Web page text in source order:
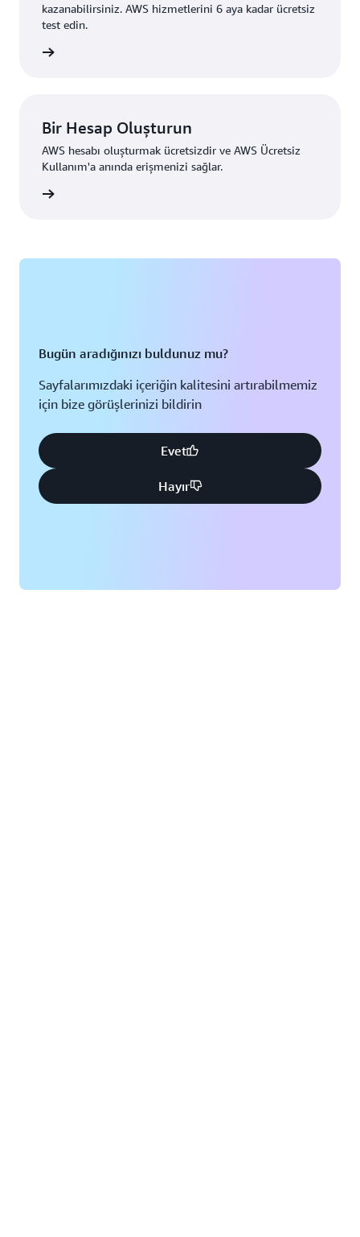
kazanabilirsiniz. AWS hizmetlerini 6 aya kadar ücretsiz
test edin.
Bir Hesap Oluşturun
AWS hesabı oluşturmak ücretsizdir ve AWS Ücretsiz
Kullanım'a anında erişmenizi sağlar.
Bugün aradığınızı buldunuz mu?
Sayfalarımızdaki içeriğin kalitesini artırabilmemiz
için bize görüşlerinizi bildirin
Evet
Hayır